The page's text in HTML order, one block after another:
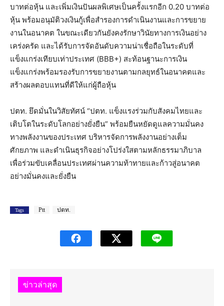
บาทต่อหุ้น และเพิ่มเงินปันผลพิเศษเป็นครั้งแรกอีก 0.20 บาทต่อ
หุ้น พร้อมอนุมัติวงเงินกู้เพื่อสำรองการดำเนินงานและการขยาย
งานในอนาคต ในขณะเดียวกันยังคงรักษาวินัยทางการเงินอย่าง
เคร่งครัด และได้รับการจัดอันดับความน่าเชื่อถือในระดับที่
แข็งแกร่งเทียบเท่าประเทศ (BBB+) สะท้อนฐานะการเงิน
แข็งแกร่งพร้อมรองรับการขยายงานตามกลยุทธ์ในอนาคตและ
สร้างผลตอบแทนที่ดีให้แก่ผู้ถือหุ้น
ปตท. ยึดมั่นในวิสัยทัศน์ “ปตท. แข็งแรงร่วมกับสังคมไทยและ
เติบโตในระดับโลกอย่างยั่งยืน” พร้อมยืนหยัดดูแลความมั่นคง
ทางพลังงานของประเทศ บริหารจัดการพลังงานอย่างเต็ม
ศักยภาพ และดำเนินธุรกิจอย่างโปร่งใสตามหลักธรรมาภิบาล
เพื่อร่วมขับเคลื่อนประเทศผ่านความท้าทายและก้าวสู่อนาคต
อย่างมั่นคงและยั่งยืน
Tags Ptt ปตท.
ข่าวล่าสุด